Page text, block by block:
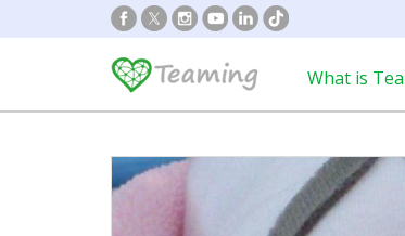
What is